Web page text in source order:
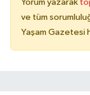
Yorum yazarak
ve tüm
Yaşam Gazetesi